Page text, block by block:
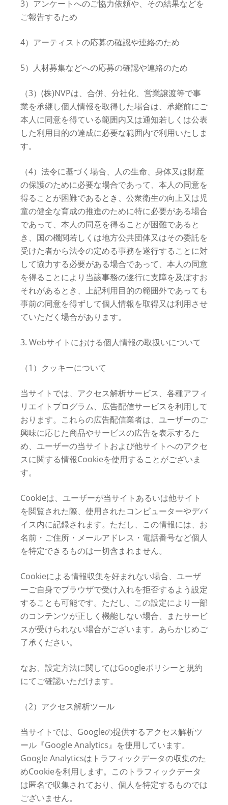
3）アンケートへのご協力依頼や、その結果などを
ご報告するため
4）アーティストの応募の確認や連絡のため
5）人材募集などへの応募の確認や連絡のため
（3）(株)NVPは、合併、分社化、営業譲渡等で事
業を承継し個人情報を取得した場合は、承継前にご
本人に同意を得ている範囲内又は通知若しくは公表
した利用目的の達成に必要な範囲内で利用いたしま
す。
（4）法令に基づく場合、人の生命、身体又は財産
の保護のために必要な場合であって、本人の同意を
得ることが困難であるとき、公衆衛生の向上又は児
童の健全な育成の推進のために特に必要がある場合
であって、本人の同意を得ることが困難であると
き、国の機関若しくは地方公共団体又はその委託を
受けた者から法令の定める事務を遂行することに対
して協力する必要がある場合であって、本人の同意
を得ることにより当該事務の遂行に支障を及ぼすお
それがあるとき、上記利用目的の範囲外であっても
事前の同意を得ずして個人情報を取得又は利用させ
ていただく場合があります。
3. Webサイトにおける個人情報の取扱いについて
（1）クッキーについて
当サイトでは、アクセス解析サービス、各種アフィ
リエイトプログラム、広告配信サービスを利用して
おります。これらの広告配信業者は、ユーザーのご
興味に応じた商品やサービスの広告を表示するた
め、ユーザーの当サイトおよび他サイトへのアクセ
スに関する情報Cookieを使用することがございま
す。
Cookieは、ユーザーが当サイトあるいは他サイト
を閲覧された際、使用されたコンピューターやデバ
イス内に記録されます。ただし、この情報には、お
名前・ご住所・メールアドレス・電話番号など個人
を特定できるものは一切含まれません。
Cookieによる情報収集を好まれない場合、ユーザ
ーご自身でブラウザで受け入れを拒否するよう設定
することも可能です。ただし、この設定により一部
のコンテンツが正しく機能しない場合、またサービ
スが受けられない場合がございます。あらかじめご
了承ください。
なお、設定方法に関してはGoogleポリシーと規約
にてご確認いただけます。
（2）アクセス解析ツール
当サイトでは、Googleの提供するアクセス解析ツ
ール『Google Analytics』を使用しています。
Google Analyticsはトラフィックデータの収集のた
めCookieを利用します。このトラフィックデータ
は匿名で収集されており、個人を特定するものでは
ございません。